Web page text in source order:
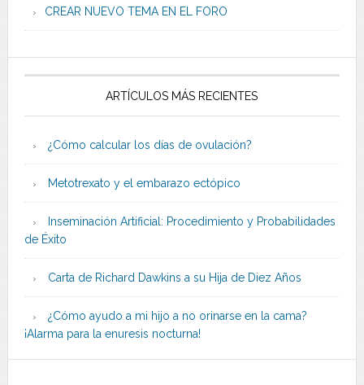
CREAR NUEVO TEMA EN EL FORO
ARTÍCULOS MÁS RECIENTES
¿Cómo calcular los días de ovulación?
Metotrexato y el embarazo ectópico
Inseminación Artificial: Procedimiento y Probabilidades
de Éxito
Carta de Richard Dawkins a su Hija de Diez Años
¿Cómo ayudo a mi hijo a no orinarse en la cama?
¡Alarma para la enuresis nocturna!